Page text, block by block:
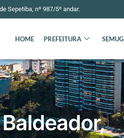
Sepetiba, nº 987/5º andar.
HOME PREFEITURA SEMUG